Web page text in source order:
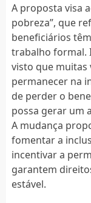
A proposta visa
pobreza”, que
beneficiários
trabalho formal.
visto que muitas
permanecer na
de perder o
possa gerar um
A mudança
fomentar a
incentivar a
garantem
estável.